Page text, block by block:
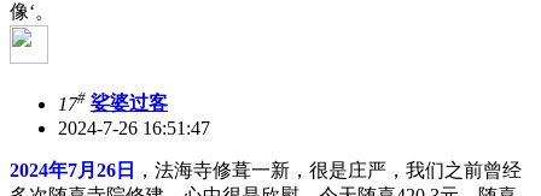
像‘。
17# 娑婆过客
2024-7-26 16:51:47
2024年7月26日
，法海寺修葺一新，很是庄严，我们之前曾经